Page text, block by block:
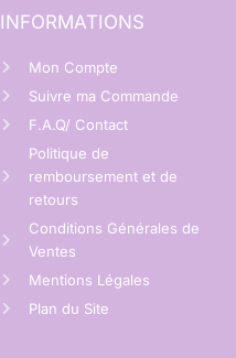
INFORMATIONS
Mon Compte
Suivre ma Commande
F.A.Q/ Contact
Politique de
remboursement et de
retours
Conditions Générales de
Ventes
Mentions Légales
Plan du Site